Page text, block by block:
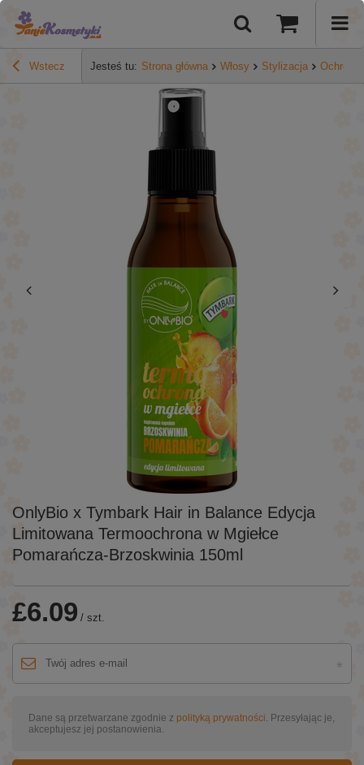
Wstecz Jesteś tu: Strona główna Włosy Stylizacja Ochrona
OnlyBio x Tymbark Hair in Balance Edycja
Limitowana Termoochrona w Mgiełce
Pomarańcza-Brzoskwinia 150ml
£6.09 / szt.
Dane są przetwarzane zgodnie z polityką prywatności . Przesyłając je,
akceptujesz jej postanowienia.